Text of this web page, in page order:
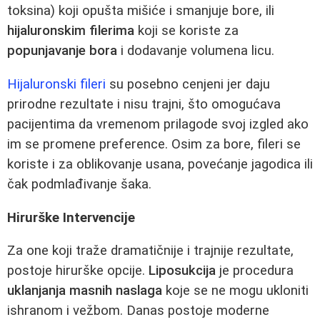
toksina) koji opušta mišiće i smanjuje bore, ili
hijaluronskim filerima koji se koriste za
popunjavanje bora i dodavanje volumena licu.
Hijaluronski fileri su posebno cenjeni jer daju
prirodne rezultate i nisu trajni, što omogućava
pacijentima da vremenom prilagode svoj izgled ako
im se promene preference. Osim za bore, fileri se
koriste i za oblikovanje usana, povećanje jagodica ili
čak podmlađivanje šaka.
Hirurške Intervencije
Za one koji traže dramatičnije i trajnije rezultate,
postoje hirurške opcije. Liposukcija je procedura
uklanjanja masnih naslaga koje se ne mogu ukloniti
ishranom i vežbom. Danas postoje moderne